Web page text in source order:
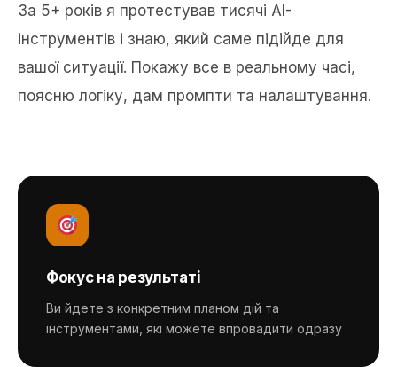
За 5+ років я протестував тисячі AI-
інструментів і знаю, який саме підійде для
вашої ситуації. Покажу все в реальному часі,
поясню логіку, дам промпти та налаштування.
Фокус на результаті
Ви йдете з конкретним планом дій та
інструментами, які можете впровадити одразу